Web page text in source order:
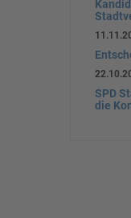
SPD
die